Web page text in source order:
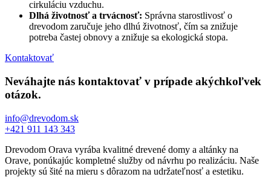
cirkuláciu vzduchu.
Dlhá životnosť a trvácnosť: Správna starostlivosť o
drevodom zaručuje jeho dlhú životnosť, čím sa znižuje
potreba častej obnovy a znižuje sa ekologická stopa.
Kontaktovať
Neváhajte nás kontaktovať v prípade akýchkoľvek
otázok.
info@drevodom.sk
+421 911 143 343
Drevodom Orava vyrába kvalitné drevené domy a altánky na
Orave, ponúkajúc kompletné služby od návrhu po realizáciu. Naše
projekty sú šité na mieru s dôrazom na udržateľnosť a estetiku.